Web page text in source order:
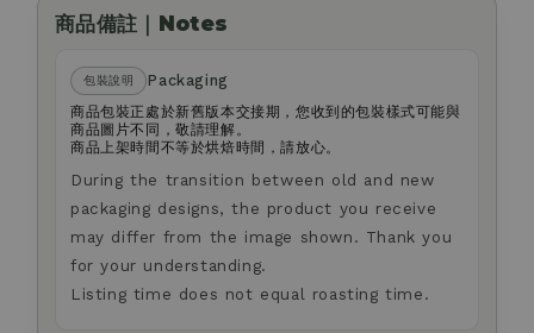
商品備註｜Notes
包裝說明
Packaging
商品包裝正處於新舊版本交接期，您收到的包裝樣式可能與
商品圖片不同，敬請理解。
商品上架時間不等於烘焙時間，請放心。
During the transition between old and new
packaging designs, the product you receive
may differ from the image shown. Thank you
for your understanding.
Listing time does not equal roasting time.